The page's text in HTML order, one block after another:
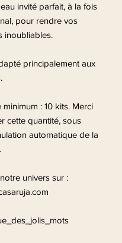
invité parfait, à la fois
pour rendre vos
inoubliables.
principalement aux
: 10 kits. Merci
cette quantité, sous
automatique de la
univers sur :